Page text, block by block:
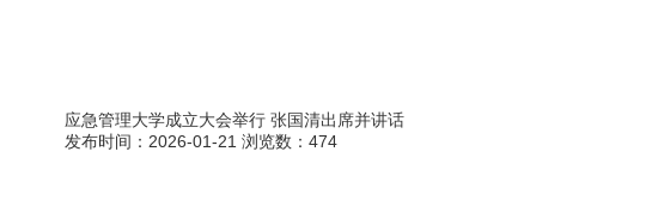
应急管理大学成立大会举行 张国清出席并讲话
发布时间：2026-01-21 浏览数：474